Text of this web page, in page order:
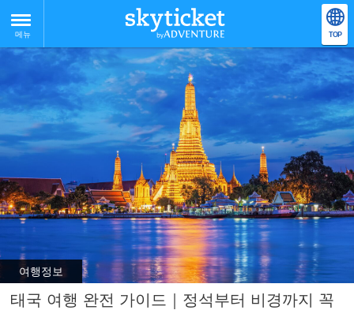
메뉴 TOP
여행정보
태국 여행 완전 가이드｜정석부터 비경까지 꼭